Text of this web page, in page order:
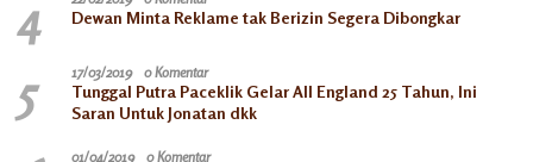
4 Dewan Minta Reklame tak Berizin Segera Dibongkar
5 17/03/2019 0 Komentar
Tunggal Putra Paceklik Gelar All England 25 Tahun, Ini
Saran Untuk Jonatan dkk
01/04/2019 0 Komentar